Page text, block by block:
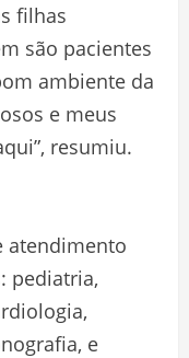
filhas
são pacientes
ambiente da
e meus
resumiu.
atendimento
pediatria,
e